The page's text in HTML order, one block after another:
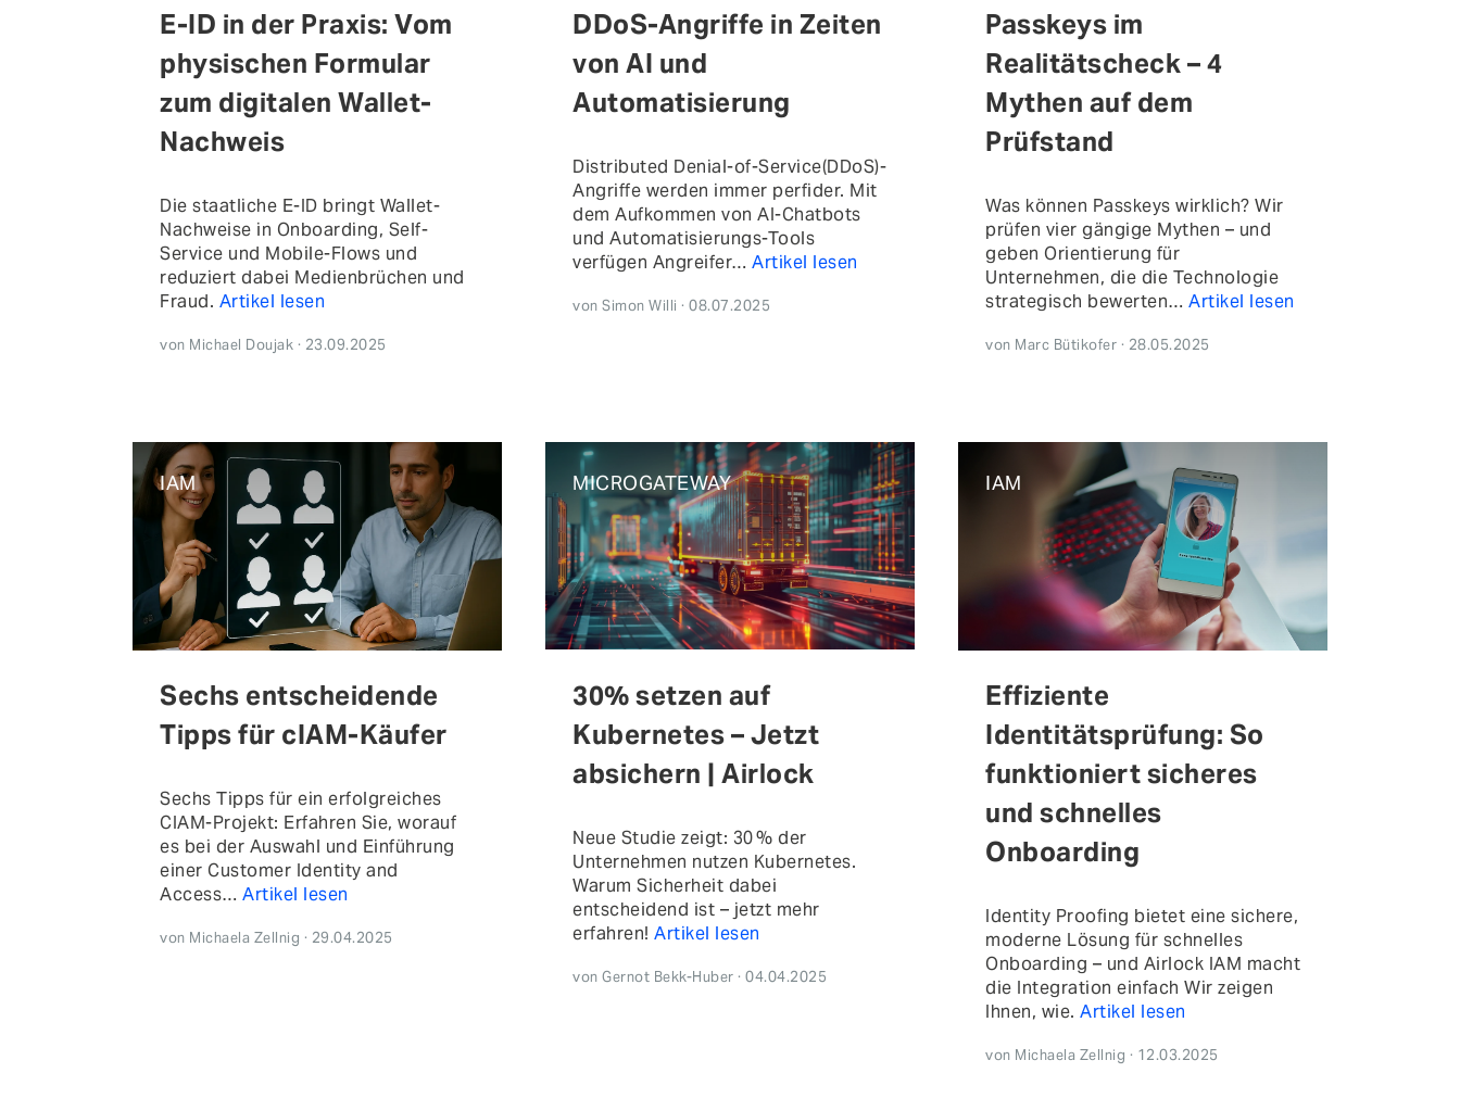
E-ID in der Praxis: Vom
physischen Formular
zum digitalen Wallet-
Nachweis
Die staatliche E-ID bringt Wallet-
Nachweise in Onboarding, Self-
Service und Mobile-Flows und
reduziert dabei Medienbrüchen und
Fraud. Artikel lesen
von Michael Doujak · 23.09.2025
DDoS-Angriffe in Zeiten
von AI und
Automatisierung
Distributed Denial-of-Service(DDoS)-
Angriffe werden immer perfider. Mit
dem Aufkommen von AI-Chatbots
und Automatisierungs-Tools
verfügen Angreifer… Artikel lesen
von Simon Willi · 08.07.2025
Passkeys im
Realitätscheck – 4
Mythen auf dem
Prüfstand
Was können Passkeys wirklich? Wir
prüfen vier gängige Mythen – und
geben Orientierung für
Unternehmen, die die Technologie
strategisch bewerten… Artikel lesen
von Marc Bütikofer · 28.05.2025
IAM
Sechs entscheidende
Tipps für cIAM-Käufer
Sechs Tipps für ein erfolgreiches
CIAM-Projekt: Erfahren Sie, worauf
es bei der Auswahl und Einführung
einer Customer Identity and
Access… Artikel lesen
von Michaela Zellnig · 29.04.2025
MICROGATEWAY
30% setzen auf
Kubernetes – Jetzt
absichern | Airlock
Neue Studie zeigt: 30 % der
Unternehmen nutzen Kubernetes.
Warum Sicherheit dabei
entscheidend ist – jetzt mehr
erfahren! Artikel lesen
von Gernot Bekk-Huber · 04.04.2025
IAM
Effiziente
Identitätsprüfung: So
funktioniert sicheres
und schnelles
Onboarding
Identity Proofing bietet eine sichere,
moderne Lösung für schnelles
Onboarding – und Airlock IAM macht
die Integration einfach Wir zeigen
Ihnen, wie. Artikel lesen
von Michaela Zellnig · 12.03.2025